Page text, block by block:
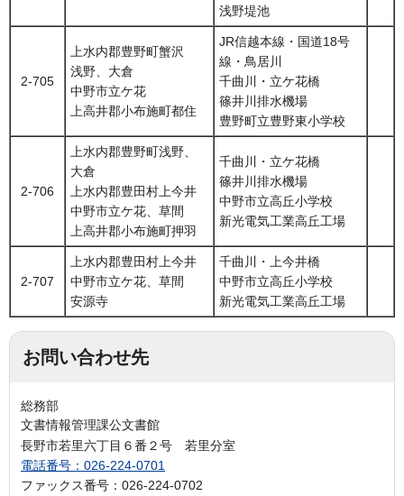
浅野堤池
2-705
上水内郡豊野町蟹沢
浅野、大倉
中野市立ケ花
上高井郡小布施町都住
JR信越本線・国道18号
線・鳥居川
千曲川・立ケ花橋
篠井川排水機場
豊野町立豊野東小学校
2-706
上水内郡豊野町浅野、
大倉
上水内郡豊田村上今井
中野市立ケ花、草間
上高井郡小布施町押羽
千曲川・立ケ花橋
篠井川排水機場
中野市立高丘小学校
新光電気工業高丘工場
2-707
上水内郡豊田村上今井
中野市立ケ花、草間
安源寺
千曲川・上今井橋
中野市立高丘小学校
新光電気工業高丘工場
お問い合わせ先
総務部
文書情報管理課公文書館
長野市若里六丁目６番２号 若里分室
電話番号：026-224-0701
ファックス番号：026-224-0702